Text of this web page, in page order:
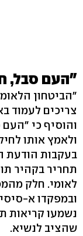
"העם סבל,
"הביטחון
צריכים לעמוד
והוסיף כי "העם
ולאמץ אותו
בעקבות הודעת
תחריר בקהיר
לאומי. חלק
ובמפקדו א-
נשמעו קריאות
שהציב לנשיא.